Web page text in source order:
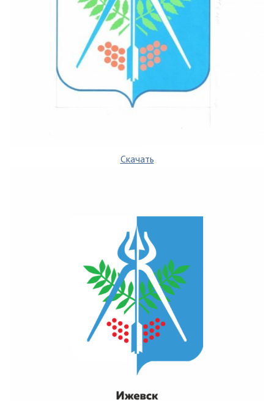
Скачать